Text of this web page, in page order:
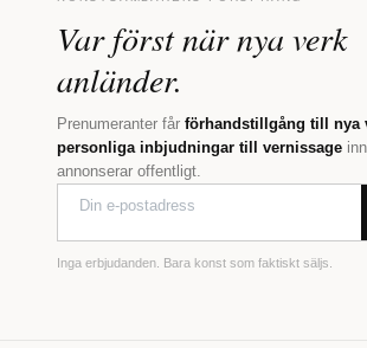
Var först när nya verk
anländer.
Prenumeranter får förhandstillgång till nya
personliga inbjudningar till vernissage
annonserar offentligt.
Inga erbjudanden. Bara konst som faktiskt säljs.